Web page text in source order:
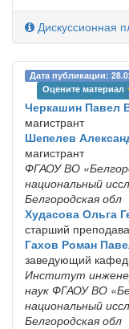
Дискуссионная
Дата публикации:
Оцените материал
Черкашин Павел
магистрант
Шепелев
магистрант
ФГАОУ ВО
национальный
Белгородская обл
Худасова Ольга
старший
Гахов Роман
заведующий
Институт
наук ФГАОУ ВО
национальный
Белгородская обл